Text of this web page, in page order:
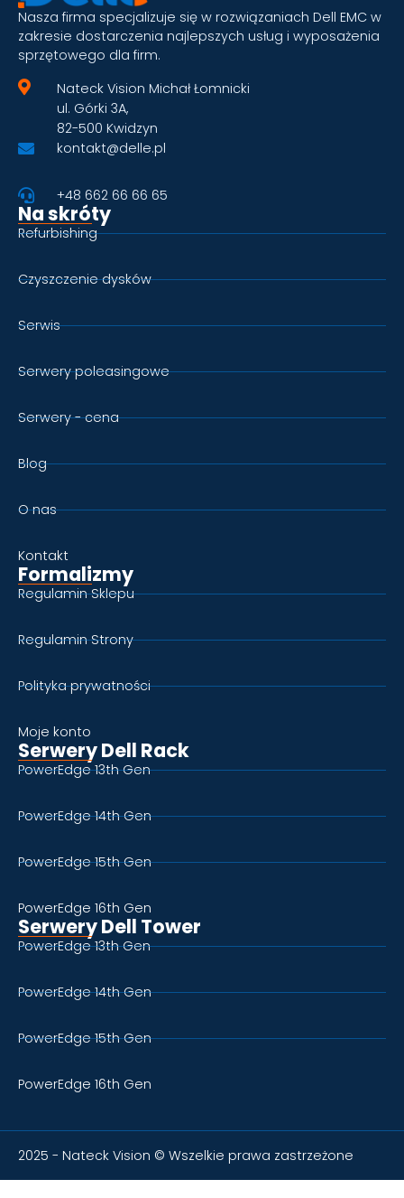
Nasza firma specjalizuje się w rozwiązaniach Dell EMC w
zakresie dostarczenia najlepszych usług i wyposażenia
sprzętowego dla firm.
Nateck Vision Michał Łomnicki
ul. Górki 3A,
82-500 Kwidzyn
kontakt@delle.pl
+48 662 66 66 65
Serwery Dell Rack
PowerEdge 13th Gen
PowerEdge 14th Gen
PowerEdge 15th Gen
PowerEdge 16th Gen
Serwery Dell Tower
PowerEdge 13th Gen
PowerEdge 14th Gen
PowerEdge 15th Gen
PowerEdge 16th Gen
Na skróty
Refurbishing
Czyszczenie dysków
Serwis
Serwery poleasingowe
Serwery - cena
Blog
O nas
Kontakt
Formalizmy
Regulamin Sklepu
Regulamin Strony
Polityka prywatności
Moje konto
2025 - Nateck Vision © Wszelkie prawa zastrzeżone